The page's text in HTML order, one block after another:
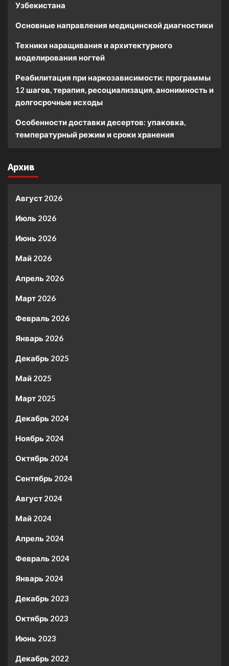
Узбекистана
Основные направления медицинской диагностики
Техники наращивания и архитектурного
моделирования ногтей
Реабилитация при наркозависимости: программы
12 шагов, терапия, ресоциализация, анонимность и
долгосрочные исходы
Особенности доставки десертов: упаковка,
температурный режим и сроки хранения
Архив
Август 2026
Июль 2026
Июнь 2026
Май 2026
Апрель 2026
Март 2026
Февраль 2026
Январь 2026
Декабрь 2025
Май 2025
Март 2025
Декабрь 2024
Ноябрь 2024
Октябрь 2024
Сентябрь 2024
Август 2024
Май 2024
Апрель 2024
Февраль 2024
Январь 2024
Декабрь 2023
Октябрь 2023
Июнь 2023
Декабрь 2022